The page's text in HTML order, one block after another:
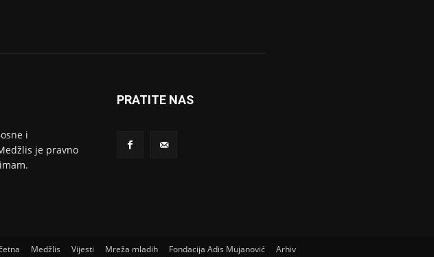
i
je pravno
PRATITE NAS
Medžlis Vijesti Mreža mladih Fondacija Adis Mujanović Arhiv